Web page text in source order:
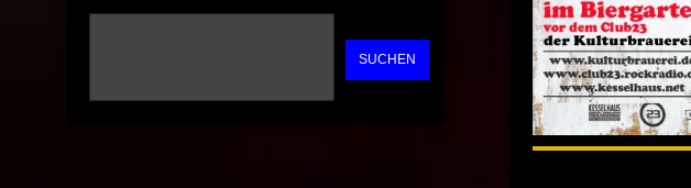
SUCHEN